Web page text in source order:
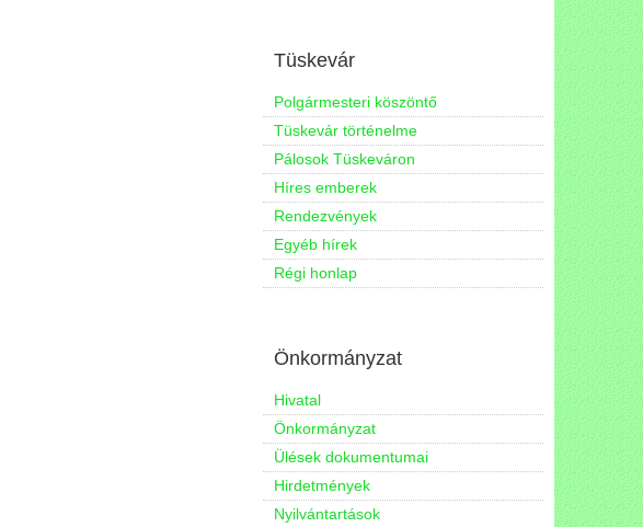
Tüskevár
Polgármesteri köszöntő
Tüskevár történelme
Pálosok Tüskeváron
Híres emberek
Rendezvények
Egyéb hírek
Régi honlap
Önkormányzat
Hivatal
Önkormányzat
Ülések dokumentumai
Hirdetmények
Nyilvántartások